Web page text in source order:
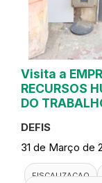
Visita a
RECURSOS
DO
DEFIS
31 de Março de
FISCALIZACAO